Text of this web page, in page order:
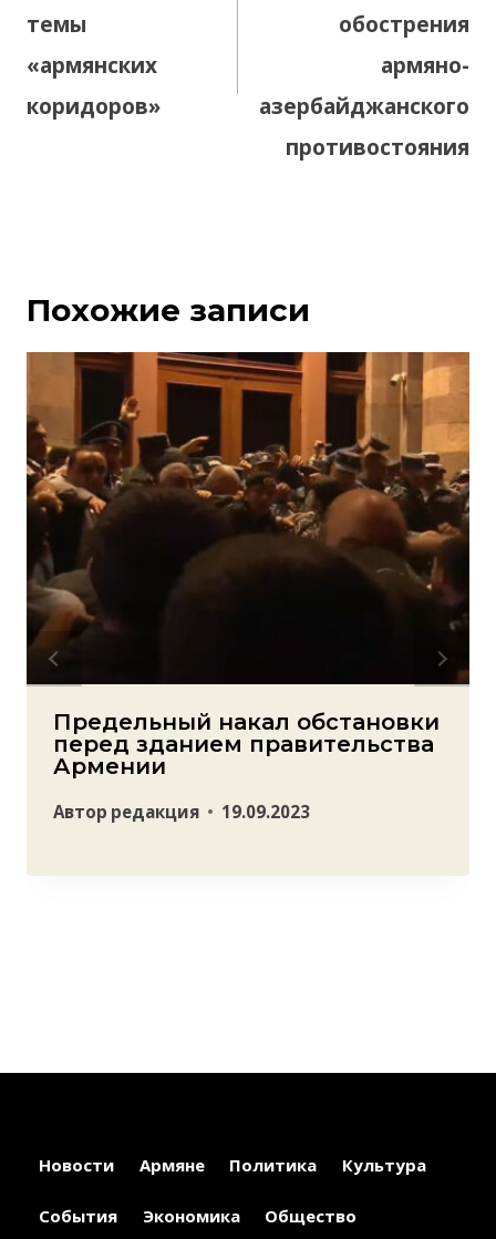
темы
«армянских
коридоров»
обострения
армяно-
азербайджанского
противостояния
Похожие записи
Предельный накал обстановки
перед зданием правительства
Армении
Автор редакция 19.09.2023
Новости Армяне Политика Культура
События Экономика Общество